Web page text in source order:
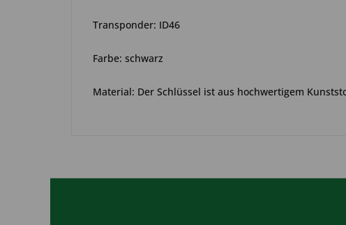
Transponder: ID46
Farbe: schwarz
Material: Der Schlüssel ist aus hochwertigem